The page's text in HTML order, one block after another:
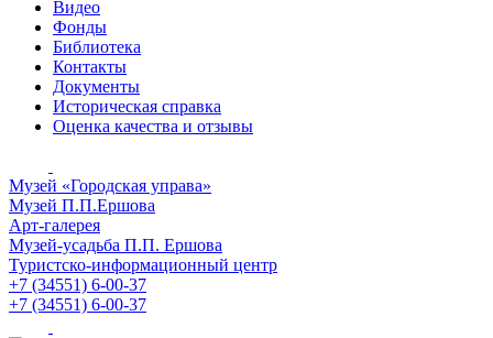
Видео
Фонды
Библиотека
Контакты
Документы
Историческая справка
Оценка качества и отзывы
Музей «Городская управа»
Музей П.П.Ершова
Арт-галерея
Музей-усадьба П.П. Ершова
Туристско-информационный центр
+7 (34551) 6-00-37
+7 (34551) 6-00-37